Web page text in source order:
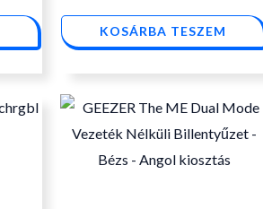
KOSÁRBA TESZEM